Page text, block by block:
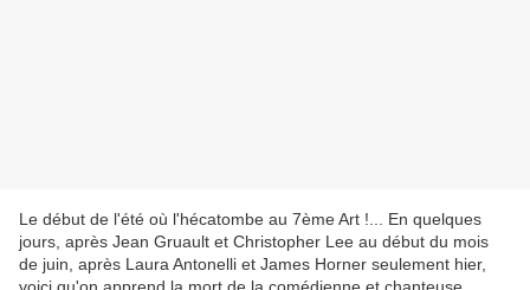
Le début de l'été où l'hécatombe au 7ème Art !... En quelques
jours, après Jean Gruault et Christopher Lee au début du mois
de juin, après Laura Antonelli et James Horner seulement hier,